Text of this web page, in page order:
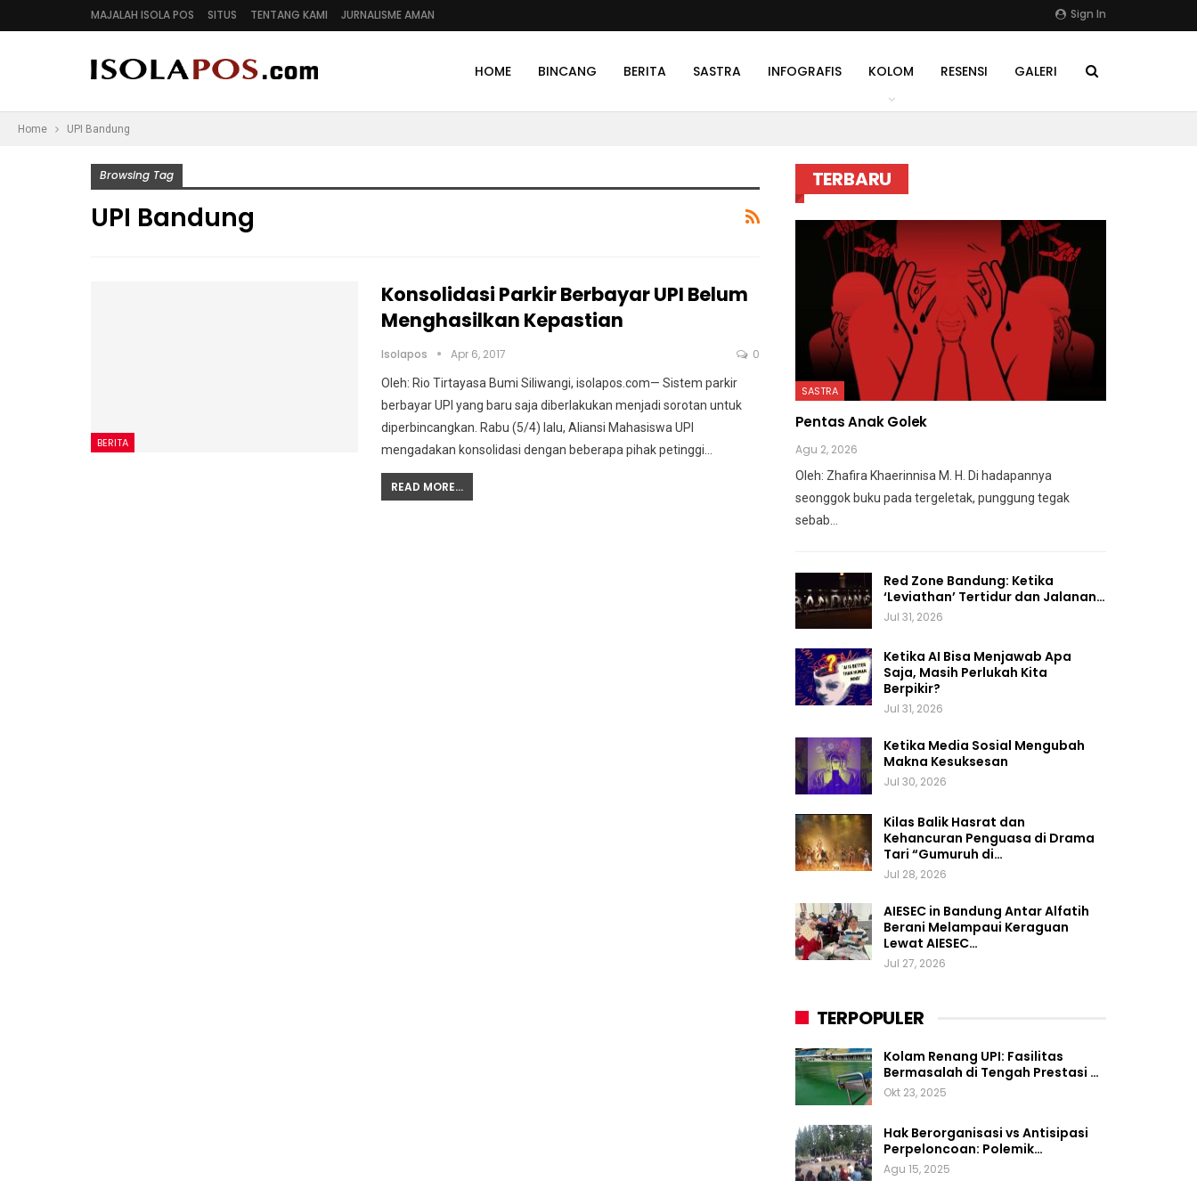
Sign In
MAJALAH ISOLA POS SITUS TENTANG KAMI JURNALISME AMAN
HOME BINCANG BERITA SASTRA INFOGRAFIS KOLOM RESENSI GALERI
Home UPI Bandung
Browsing Tag
UPI Bandung
BERITA
Konsolidasi Parkir Berbayar UPI Belum
Menghasilkan Kepastian
Isolapos Apr 6, 2017 0
Oleh: Rio Tirtayasa Bumi Siliwangi, isolapos.com— Sistem parkir
berbayar UPI yang baru saja diberlakukan menjadi sorotan untuk
diperbincangkan. Rabu (5/4) lalu, Aliansi Mahasiswa UPI
mengadakan konsolidasi dengan beberapa pihak petinggi…
READ MORE...
TERBARU
SASTRA
Pentas Anak Golek
Agu 2, 2026
Oleh: Zhafira Khaerinnisa M. H.
Di hadapannya
seonggok buku pada tergeletak, punggung tegak
sebab
Red Zone Bandung: Ketika
‘Leviathan’ Tertidur dan Jalanan…
Jul 31, 2026
Ketika AI Bisa Menjawab Apa
Saja, Masih Perlukah Kita
Berpikir?
Jul 31, 2026
Ketika Media Sosial Mengubah
Makna Kesuksesan
Jul 30, 2026
Kilas Balik Hasrat dan
Kehancuran Penguasa di Drama
Tari “Gumuruh di…
Jul 28, 2026
AIESEC in Bandung Antar Alfatih
Berani Melampaui Keraguan
Lewat AIESEC…
Jul 27, 2026
TERPOPULER
Kolam Renang UPI: Fasilitas
Bermasalah di Tengah Prestasi …
Okt 23, 2025
Hak Berorganisasi vs Antisipasi
Perpeloncoan: Polemik…
Agu 15, 2025